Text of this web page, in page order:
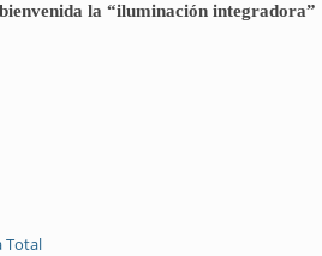
la “iluminación integradora”
Total